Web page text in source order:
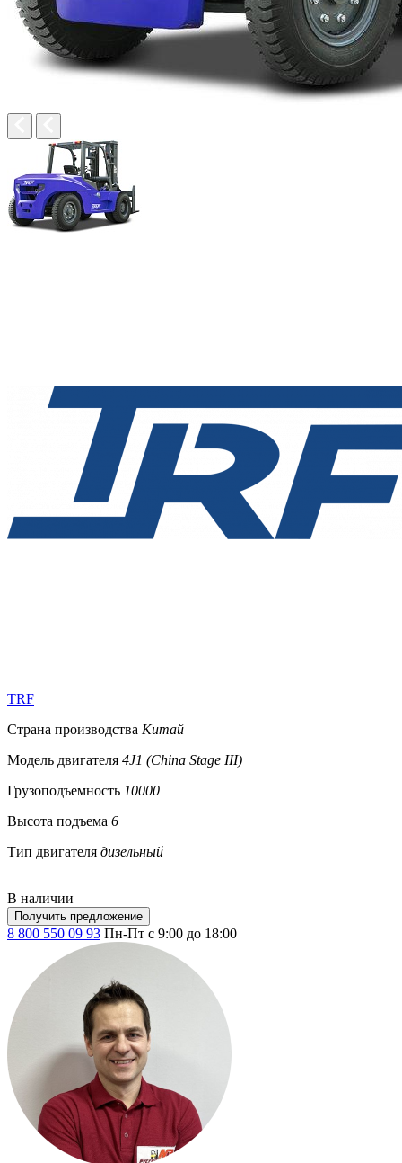
TRF
Страна производства Китай
Модель двигателя 4J1 (China Stage III)
Грузоподъемность 10000
Высота подъема 6
Тип двигателя дизельный
В наличии
Получить предложение
8 800 550 09 93 Пн-Пт с 9:00 до 18:00